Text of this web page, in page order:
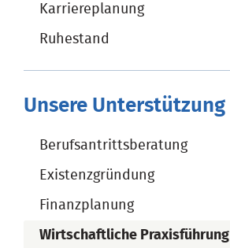
Karriereplanung
Ruhestand
Unsere Unterstützung
Berufsantrittsberatung
Existenzgründung
Finanzplanung
Wirtschaftliche Praxisführung